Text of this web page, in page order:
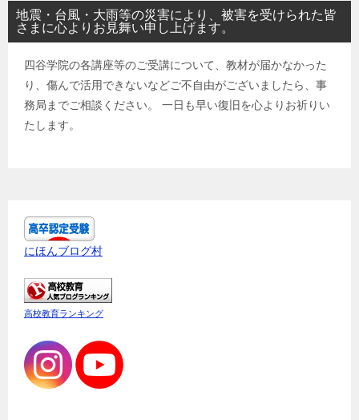
地震・台風・大雨等の災害により、被害を受けられた皆
さまに心よりお見舞い申し上げます。
四谷学院の各講座等のご受講について、教材が届かなかった
り、傷んで活用できないなどご不自由がございましたら、事
務局までご相談ください。 一日も早い復旧を心よりお祈りい
たします。
にほんブログ村
高校教育ランキング